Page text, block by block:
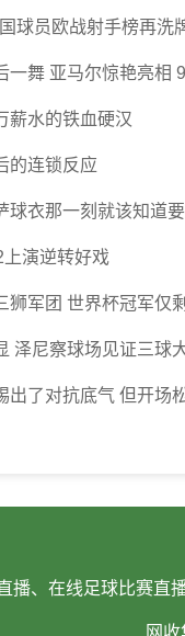
球员欧战射手榜再洗
一舞 亚马尔惊艳亮相
薪水的铁血硬汉
的连锁反应
球衣那一刻就该知道
演逆转好戏
狮军团 世界杯冠军仅
泽尼察球场见证三球
出了对抗底气 但开场
播、在线足球比赛
网